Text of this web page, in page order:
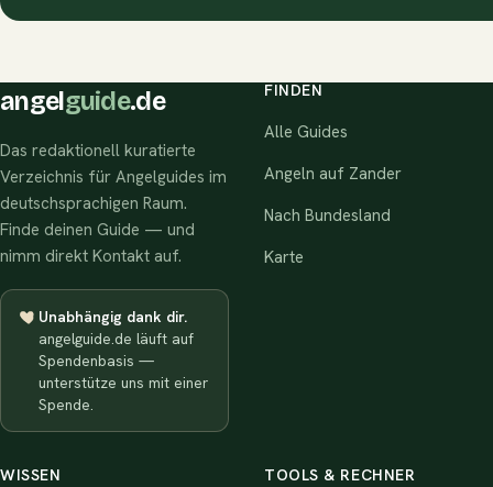
angelguide.de
Das redaktionell kuratierte
Verzeichnis für Angelguides im
deutschsprachigen Raum.
Finde deinen Guide — und
nimm direkt Kontakt auf.
Unabhängig dank dir.
angelguide.de läuft auf
Spendenbasis —
unterstütze uns mit einer
Spende.
FINDEN
Alle Guides
Angeln auf Zander
Nach Bundesland
Karte
WISSEN TOOLS & RECHNER